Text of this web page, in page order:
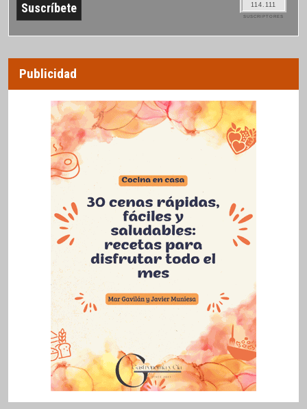
114.111
SUSCRIPTORES
Publicidad